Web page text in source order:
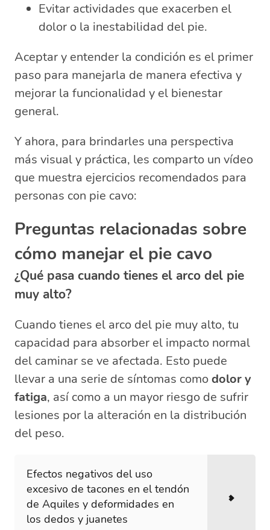
Evitar actividades que exacerben el
dolor o la inestabilidad del pie.
Aceptar y entender la condición es el primer
paso para manejarla de manera efectiva y
mejorar la funcionalidad y el bienestar
general.
Y ahora, para brindarles una perspectiva
más visual y práctica, les comparto un vídeo
que muestra ejercicios recomendados para
personas con pie cavo:
Preguntas relacionadas sobre
cómo manejar el pie cavo
¿Qué pasa cuando tienes el arco del pie
muy alto?
Cuando tienes el arco del pie muy alto, tu
capacidad para absorber el impacto normal
del caminar se ve afectada. Esto puede
llevar a una serie de síntomas comodolor y
fatiga, así como a un mayor riesgo de sufrir
lesiones por la alteración en la distribución
del peso.
Efectos negativos del uso
excesivo de tacones en el tendón
de Aquiles y deformidades en
los dedos y juanetes